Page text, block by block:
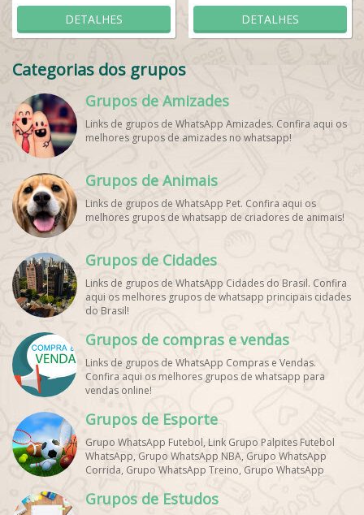
DETALHES DETALHES
Categorias dos grupos
Grupos de Amizades
Links de grupos de WhatsApp Amizades. Confira aqui os
melhores grupos de amizades no whatsapp!
Grupos de Animais
Links de grupos de WhatsApp Pet. Confira aqui os
melhores grupos de whatsapp de criadores de animais!
Grupos de Cidades
Links de grupos de WhatsApp Cidades do Brasil. Confira
aqui os melhores grupos de whatsapp principais cidades
do Brasil!
Grupos de compras e vendas
Links de grupos de WhatsApp Compras e Vendas.
Confira aqui os melhores grupos de whatsapp para
vendas online!
Grupos de Esporte
Grupo WhatsApp Futebol, Link Grupo Palpites Futebol
WhatsApp, Grupo WhatsApp NBA, Grupo WhatsApp
Corrida, Grupo WhatsApp Treino, Grupo WhatsApp
WhatsApp, Grupo de Torcedores [Nome do Time]
WhatsApp, Link de Grupos de Esporte Grátis, Grupo
Grupos de Estudos